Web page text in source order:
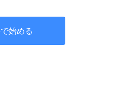
始める